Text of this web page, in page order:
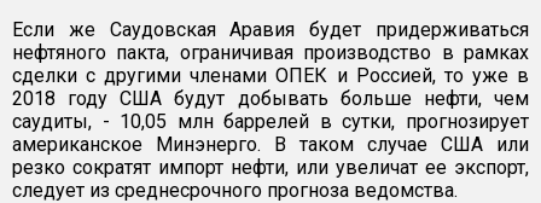
Если же Саудовская Аравия будет придерживаться
нефтяного пакта, ограничивая производство в рамках
сделки с другими членами ОПЕК и Россией, то уже в
2018 году США будут добывать больше нефти, чем
саудиты, - 10,05 млн баррелей в сутки, прогнозирует
американское Минэнерго. В таком случае США или
резко сократят импорт нефти, или увеличат ее экспорт,
следует из среднесрочного прогноза ведомства.